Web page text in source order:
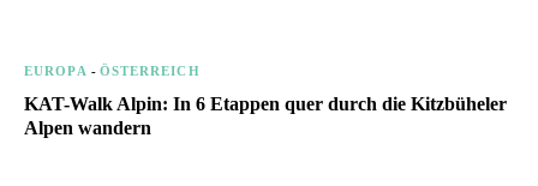
EUROPA - ÖSTERREICH
KAT-Walk Alpin: In 6 Etappen quer durch die Kitzbüheler
Alpen wandern